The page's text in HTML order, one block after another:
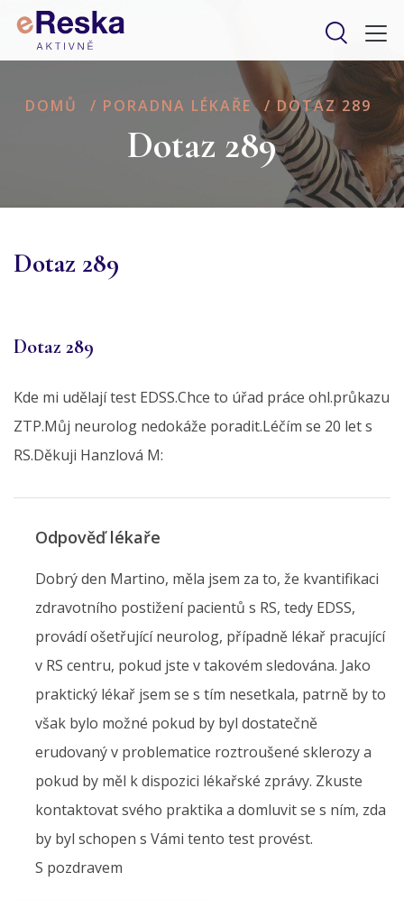
DOMŮ / PORADNA LÉKAŘE / DOTAZ 289
Dotaz 289
Dotaz 289
Dotaz 289
Kde mi udělají test EDSS.Chce to úřad práce ohl.průkazu
ZTP.Můj neurolog nedokáže poradit.Léčím se 20 let s
RS.Děkuji Hanzlová M:
Odpověď lékaře
Dobrý den Martino, měla jsem za to, že kvantifikaci
zdravotního postižení pacientů s RS, tedy EDSS,
provádí ošetřující neurolog, případně lékař pracující
v RS centru, pokud jste v takovém sledována. Jako
praktický lékař jsem se s tím nesetkala, patrně by to
však bylo možné pokud by byl dostatečně
erudovaný v problematice roztroušené sklerozy a
pokud by měl k dispozici lékařské zprávy. Zkuste
kontaktovat svého praktika a domluvit se s ním, zda
by byl schopen s Vámi tento test provést.
S pozdravem